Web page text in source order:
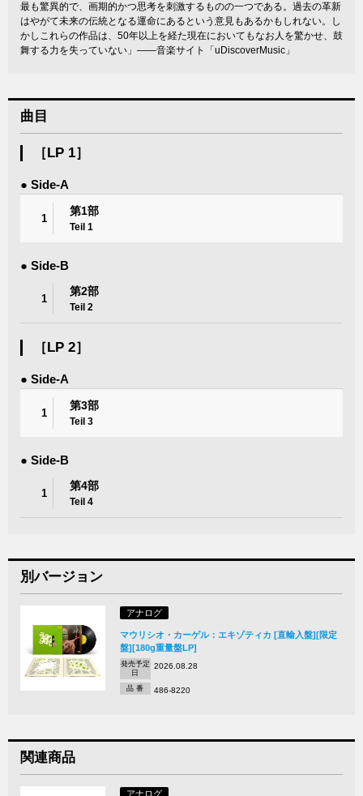
最も驚異的で、画期的かつ思考を刺激するものの一つである。過去の革新
はやがて未来の伝統となる運命にあるという意見もあるかもしれない。し
かしこれらの作品は、50年以上を経た現在においてもなお人を驚かせ、鼓
舞する力を失っていない」――音楽サイト「uDiscoverMusic」
曲目
［LP 1］
● Side-A
1
第1部
Teil 1
● Side-B
1
第2部
Teil 2
［LP 2］
● Side-A
1
第3部
Teil 3
● Side-B
1
第4部
Teil 4
別バージョン
アナログ
マウリシオ・カーゲル：エキゾティカ [直輸入盤][限定
盤][180g重量盤LP]
発売予定
日
2026.08.28
品 番 486-8220
関連商品
アナログ